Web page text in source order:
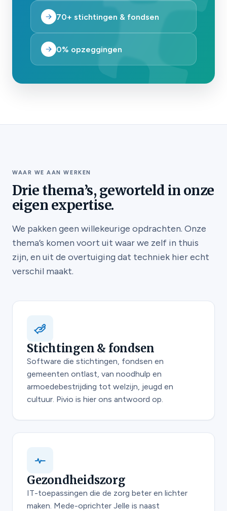
70+ stichtingen & fondsen
0% opzeggingen
WAAR WE AAN WERKEN
Drie thema’s, geworteld in onze
eigen expertise.
We pakken geen willekeurige opdrachten. Onze
thema’s komen voort uit waar we zelf in thuis
zijn, en uit de overtuiging dat techniek hier echt
verschil maakt.
Stichtingen & fondsen
Software die stichtingen, fondsen en
gemeenten ontlast, van noodhulp en
armoedebestrijding tot welzijn, jeugd en
cultuur. Pivio is hier ons antwoord op.
Gezondheidszorg
IT-toepassingen die de zorg beter en lichter
maken. Mede-oprichter Jelle is naast